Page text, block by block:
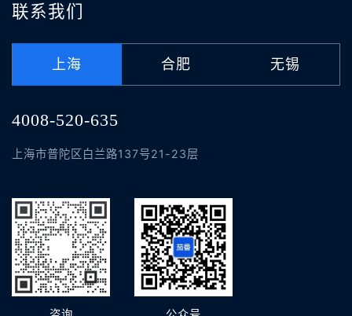
联系我们
上海 合肥 无锡
4008-520-635
上海市普陀区白兰路137号21-23层